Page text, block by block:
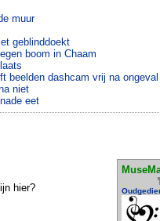
muur
geblinddoekt
boom in Chaam
beelden dashcam vrij na ongeval
niet
eet
hier?